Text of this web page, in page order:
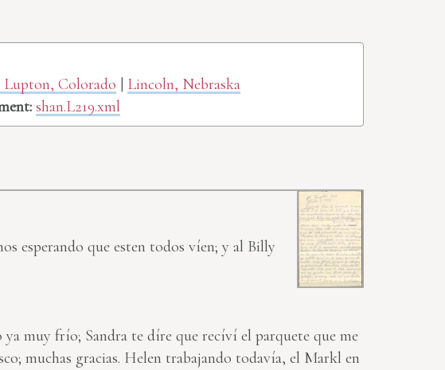
Colorado
Lincoln, Nebraska
shan.L219.xml
esperando que esten todos víen; y al Billy
muy frío; Sandra te díre que recíví el parquete que me
muchas gracias. Helen trabajando todavía, el Markl en